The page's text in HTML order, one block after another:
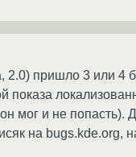
2.0) пришло 3 или 4
показа
мог и не попасть).
на bugs.kde.org,